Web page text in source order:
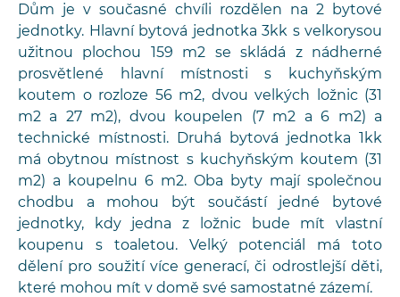
Dům je v současné chvíli rozdělen na 2 bytové
jednotky. Hlavní bytová jednotka 3kk s velkorysou
užitnou plochou 159 m2 se skládá z nádherné
prosvětlené hlavní místnosti s kuchyňským
koutem o rozloze 56 m2, dvou velkých ložnic (31
m2 a 27 m2), dvou koupelen (7 m2 a 6 m2) a
technické místnosti. Druhá bytová jednotka 1kk
má obytnou místnost s kuchyňským koutem (31
m2) a koupelnu 6 m2. Oba byty mají společnou
chodbu a mohou být součástí jedné bytové
jednotky, kdy jedna z ložnic bude mít vlastní
koupenu s toaletou. Velký potenciál má toto
dělení pro soužití více generací, či odrostlejší děti,
které mohou mít v domě své samostatné zázemí.